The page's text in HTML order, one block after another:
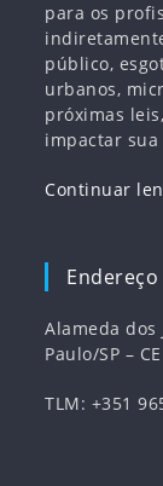
para os
público,
urbanos,
próximas
impactar sua
Continuar
Endereço
Alameda dos
Paulo/SP –
TLM: +351